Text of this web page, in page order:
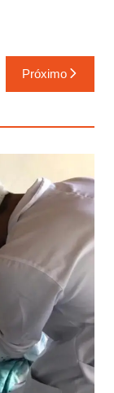
Próximo